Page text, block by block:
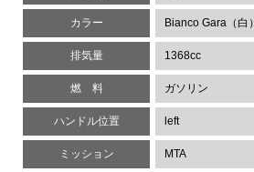
カラー Bianco Gara（白）
排気量 1368cc
燃 料 ガソリン
ハンドル位置 left
ミッション MTA